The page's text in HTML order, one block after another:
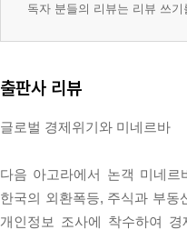
독자 분들의 리뷰는 리뷰 쓰
출판사 리뷰
글로벌 경제위기와 미네르바
다음 아고라에서 논객 미네
한국의 외환폭등, 주식과 부동
개인정보 조사에 착수하여